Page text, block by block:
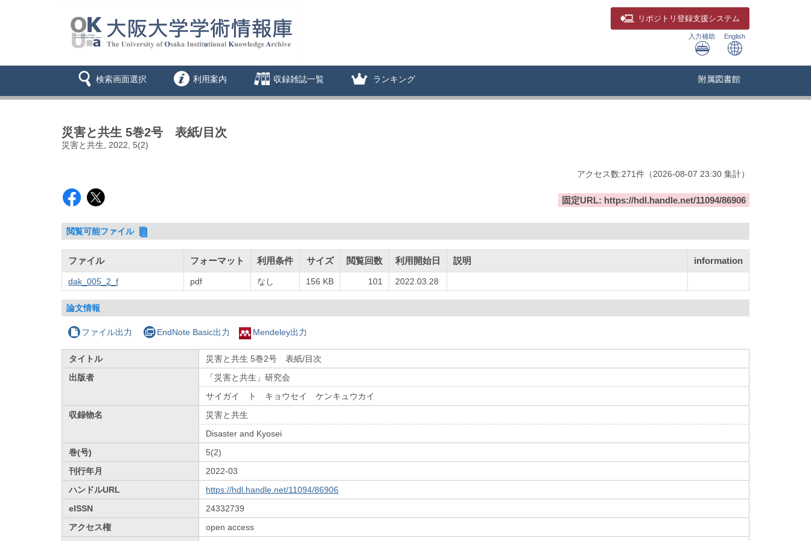
リポジトリ 登録支援システム
入力補助 English
検索画面選択 利用案内 収録雑誌一覧 ランキング 附属図書館
災害と共生 5巻2号 表紙/目次
災害と共生, 2022, 5(2)
アクセス数:271件 （2026-08-07 23:30 集計）
固定URL: https://hdl.handle.net/11094/86906
閲覧可能ファイル
ファイル フォーマット 利用条件 サイズ 閲覧回数 利用開始日 説明 information
dak_005_2_f pdf なし 156 KB 101 2022.03.28
論文情報
ファイル出力 EndNote Basic出力 Mendeley出力
タイトル
災害と共生 5巻2号 表紙/目次
出版者
「災害と共生」研究会
サイガイ ト キョウセイ ケンキュウカイ
収録物名
災害と共生
Disaster and Kyosei
巻(号)
5(2)
刊行年月
2022-03
ハンドルURL
https://hdl.handle.net/11094/86906
eISSN
24332739
アクセス権
open access